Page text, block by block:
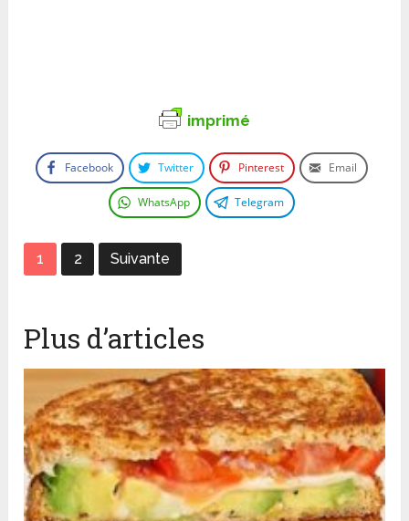
imprimé
Facebook Twitter Pinterest Email
WhatsApp Telegram
1 2 Suivante
Plus d’articles